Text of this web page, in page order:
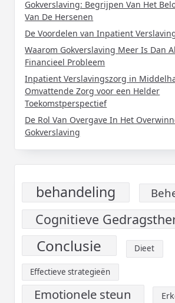
Gokverslaving: Begrijpen Van Het
Van De Hersenen
De Voordelen van Inpatient
Waarom Gokverslaving Meer Is Dan
Financieel Probleem
Inpatient Verslavingszorg in
Omvattende Zorg voor een Helder
Toekomstperspectief
De Rol Van Overgave In Het
Gokverslaving
behandeling
Cognitieve
Conclusie Dieet
Effectieve strategieën
Emotionele steun